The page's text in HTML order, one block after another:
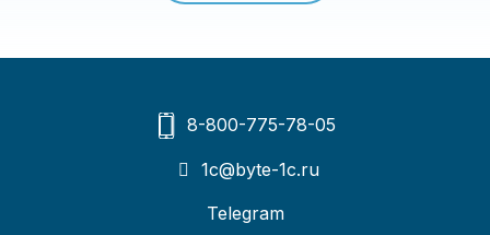
8-800-775-78-05
1c@byte-1c.ru
Telegram